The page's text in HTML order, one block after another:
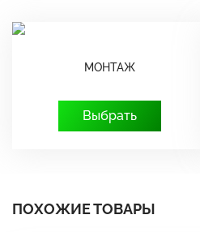
МОНТАЖ
Выбрать
ПОХОЖИЕ ТОВАРЫ